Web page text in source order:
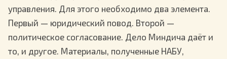
управления. Для этого необходимо два элемента.
Первый — юридический повод. Второй —
политическое согласование. Дело Миндича даёт и
то, и другое. Материалы, полученные НАБУ,